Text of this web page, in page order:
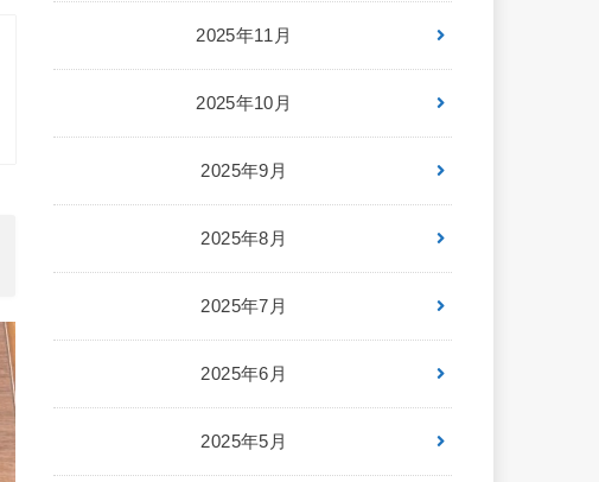
2025年11月
2025年10月
2025年9月
2025年8月
2025年7月
2025年6月
2025年5月